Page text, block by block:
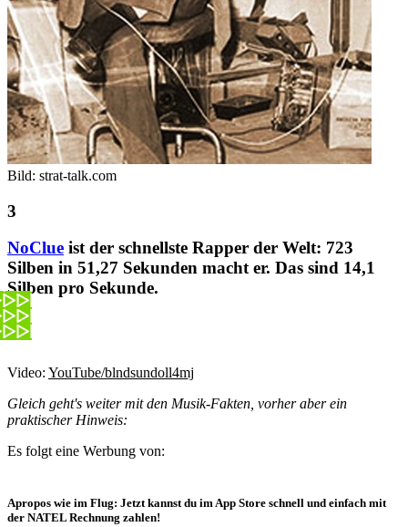
Bild: strat-talk.com
NoClue ist der schnellste Rapper der Welt: 723
Silben in 51,27 Sekunden macht er. Das sind 14,1
Silben pro Sekunde.
Video: YouTube/blndsundoll4mj
Gleich geht's weiter mit den Musik-Fakten, vorher aber ein
praktischer Hinweis:
Es folgt eine Werbung von:
Apropos wie im Flug: Jetzt kannst du im App Store schnell und einfach mit
der NATEL Rechnung zahlen!